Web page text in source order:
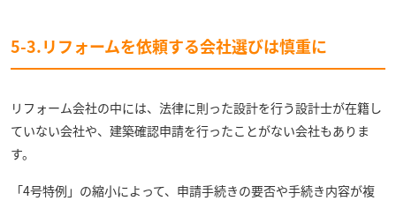
5-3.リフォームを依頼する会社選びは慎重に
リフォーム会社の中には、法律に則った設計を行う設計士が在籍し
ていない会社や、建築確認申請を行ったことがない会社もありま
す。
「4号特例」の縮小によって、申請手続きの要否や手続き内容が複